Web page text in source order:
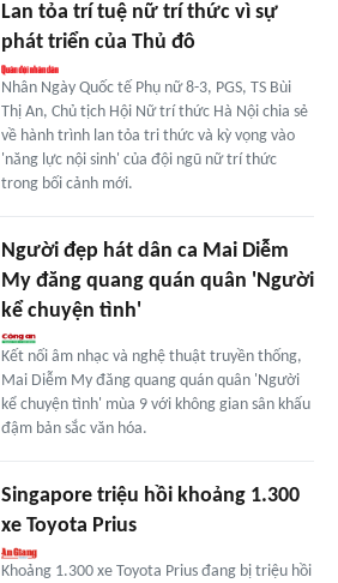
Lan tỏa trí tuệ nữ trí thức vì sự
phát triển của Thủ đô
Nhân Ngày Quốc tế Phụ nữ 8-3, PGS, TS Bùi
Thị An, Chủ tịch Hội Nữ trí thức Hà Nội chia sẻ
về hành trình lan tỏa tri thức và kỳ vọng vào
'năng lực nội sinh' của đội ngũ nữ trí thức
trong bối cảnh mới.
Người đẹp hát dân ca Mai Diễm
My đăng quang quán quân 'Người
kể chuyện tình'
Kết nối âm nhạc và nghệ thuật truyền thống,
Mai Diễm My đăng quang quán quân 'Người
kể chuyện tình' mùa 9 với không gian sân khấu
đậm bản sắc văn hóa.
Singapore triệu hồi khoảng 1.300
xe Toyota Prius
Khoảng 1.300 xe Toyota Prius đang bị triệu hồi